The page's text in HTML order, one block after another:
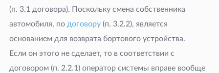
(п. 3.1 договора). Поскольку смена собственника
автомобиля, по договору(п. 3.2.2), является
основанием для возврата бортового устройства.
Если он этого не сделает, то в соответствии с
договором (п. 2.2.1) оператор системы вправе вообще